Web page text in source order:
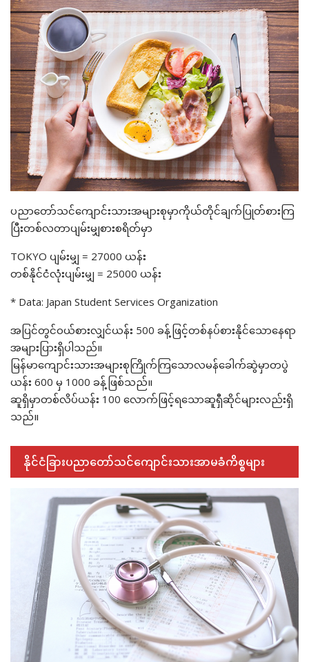
ပညာတော်သင်ကျောင်းသားအများစုမှာကိုယ်တိုင်ချက်ပြုတ်စားကြ
ပြီးတစ်လတာပျမ်းမျှစားစရိတ်မှာ
TOKYO ပျမ်းမျှ = 27000 ယန်း
တစ်နိုင်ငံလုံးပျမ်းမျှ = 25000 ယန်း
* Data: Japan Student Services Organization
အပြင်တွင်ဝယ်စားလျှင်ယန်း 500 ခန့်ဖြင့်တစ်နပ်စားနိုင်သောနေရာ
အများပြားရှိပါသည်။
မြန်မာကျောင်းသားအများစုကြိုက်ကြသောလမန်ခေါက်ဆွဲမှာတပွဲ
ယန်း 600 မှ 1000 ခန့်ဖြစ်သည်။
ဆူရှိမှာတစ်လိပ်ယန်း 100 လောက်ဖြင့်ရသောဆူရှီဆိုင်များလည်းရှိ
သည်။
နိုင်ငံခြားပညာတော်သင်ကျောင်းသားအာမခံကိစ္စများ